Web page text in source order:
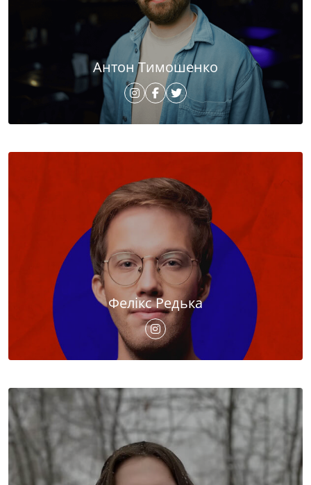
Антон Тимошенко
Фелікс Редька